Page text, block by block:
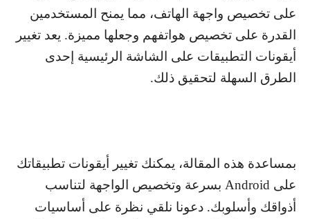
على تخصيص واجهة الهاتف، مما يمنح المستخدمين
القدرة على تخصيص هواتفهم وجعلها مميزة. يعد تغيير
أيقونات التطبيقات على الشاشة الرئيسية إحدى
الطرق السهلة لتحقيق ذلك.
بمساعدة هذه المقالة، يمكنك تغيير أيقونات تطبيقاتك
على Android بسرعة وتخصيص الواجهة لتناسب
أذواقك وأسلوبك. دعونا نلقي نظرة على أساسيات